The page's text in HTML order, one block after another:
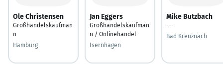
Ole Christensen
Großhandelskaufman
n
Hamburg
Jan Eggers
Großhandelskaufman
n / Onlinehandel
Isernhagen
Mike Butzbach
---
Bad Kreuznach